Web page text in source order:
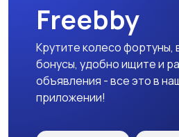
Футболки и топы
одежда
Freebby
Крутите колесо фортуны,
бонусы, удобно ищите и
объявления - все это в
приложении!